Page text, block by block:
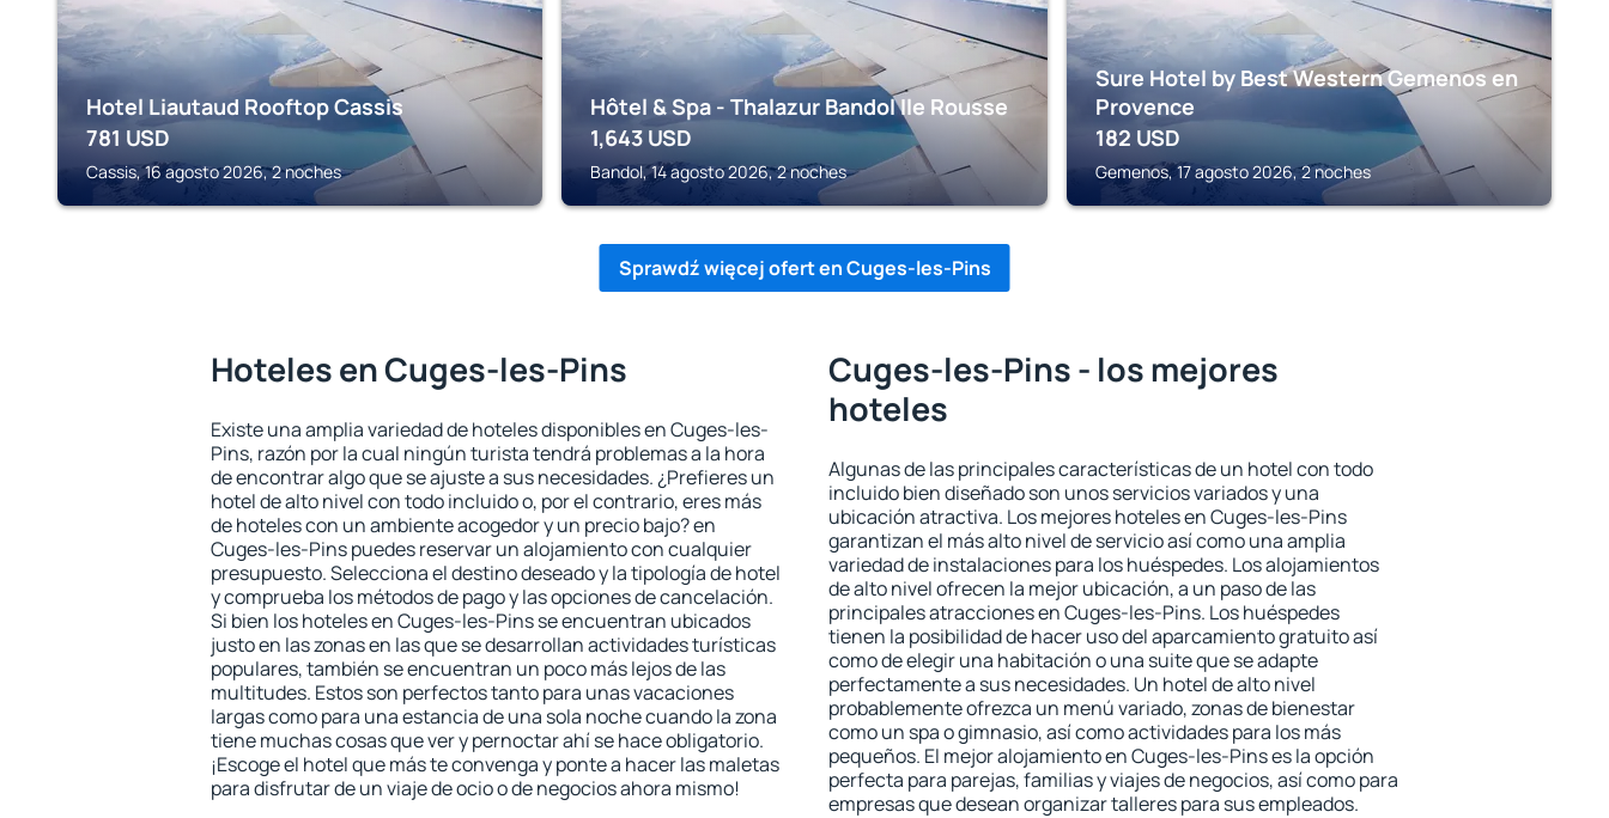
Hotel Liautaud Rooftop Cassis
781 USD
Cassis, 16 agosto 2026, 2 noches
Hôtel & Spa - Thalazur Bandol Ile Rousse
1,643 USD
Bandol, 14 agosto 2026, 2 noches
Sure Hotel by Best Western Gemenos en
Provence
182 USD
Gemenos, 17 agosto 2026, 2 noches
Sprawdź więcej ofert en Cuges-les-Pins
Hoteles en Cuges-les-Pins
Existe una amplia variedad de hoteles disponibles en Cuges-les-
Pins, razón por la cual ningún turista tendrá problemas a la hora
de encontrar algo que se ajuste a sus necesidades. ¿Prefieres un
hotel de alto nivel con todo incluido o, por el contrario, eres más
de hoteles con un ambiente acogedor y un precio bajo? en
Cuges-les-Pins puedes reservar un alojamiento con cualquier
presupuesto. Selecciona el destino deseado y la tipología de hotel
y comprueba los métodos de pago y las opciones de cancelación.
Si bien los hoteles en Cuges-les-Pins se encuentran ubicados
justo en las zonas en las que se desarrollan actividades turísticas
populares, también se encuentran un poco más lejos de las
multitudes. Estos son perfectos tanto para unas vacaciones
largas como para una estancia de una sola noche cuando la zona
tiene muchas cosas que ver y pernoctar ahí se hace obligatorio.
¡Escoge el hotel que más te convenga y ponte a hacer las maletas
para disfrutar de un viaje de ocio o de negocios ahora mismo!
Cuges-les-Pins - los mejores
hoteles
Algunas de las principales características de un hotel con todo
incluido bien diseñado son unos servicios variados y una
ubicación atractiva. Los mejores hoteles en Cuges-les-Pins
garantizan el más alto nivel de servicio así como una amplia
variedad de instalaciones para los huéspedes. Los alojamientos
de alto nivel ofrecen la mejor ubicación, a un paso de las
principales atracciones en Cuges-les-Pins. Los huéspedes
tienen la posibilidad de hacer uso del aparcamiento gratuito así
como de elegir una habitación o una suite que se adapte
perfectamente a sus necesidades. Un hotel de alto nivel
probablemente ofrezca un menú variado, zonas de bienestar
como un spa o gimnasio, así como actividades para los más
pequeños. El mejor alojamiento en Cuges-les-Pins es la opción
perfecta para parejas, familias y viajes de negocios, así como para
empresas que desean organizar talleres para sus empleados.